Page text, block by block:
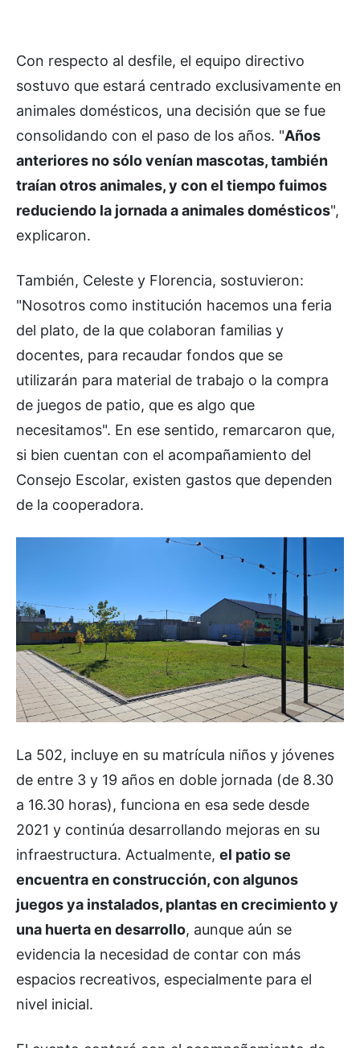
Con respecto al desfile, el equipo directivo
sostuvo que estará centrado exclusivamente en
animales domésticos, una decisión que se fue
consolidando con el paso de los años. "Años
anteriores no sólo venían mascotas, también
traían otros animales, y con el tiempo fuimos
reduciendo la jornada a animales domésticos",
explicaron.
También, Celeste y Florencia, sostuvieron:
"Nosotros como institución hacemos una feria
del plato, de la que colaboran familias y
docentes, para recaudar fondos que se
utilizarán para material de trabajo o la compra
de juegos de patio, que es algo que
necesitamos". En ese sentido, remarcaron que,
si bien cuentan con el acompañamiento del
Consejo Escolar, existen gastos que dependen
de la cooperadora.
La 502, incluye en su matrícula niños y jóvenes
de entre 3 y 19 años en doble jornada (de 8.30
a 16.30 horas), funciona en esa sede desde
2021 y continúa desarrollando mejoras en su
infraestructura. Actualmente, el patio se
encuentra en construcción, con algunos
juegos ya instalados, plantas en crecimiento y
una huerta en desarrollo, aunque aún se
evidencia la necesidad de contar con más
espacios recreativos, especialmente para el
nivel inicial.